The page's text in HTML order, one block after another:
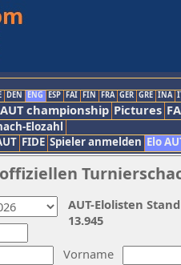
DEN ENG ESP FAI FIN FRA GER GRE INA
AUT championship Pictures
Elozahl
FIDE Spieler anmelden Elo
Vorname
AUT-Elolisten
13.945